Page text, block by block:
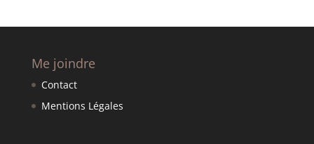
Me joindre
Contact
Mentions Légales